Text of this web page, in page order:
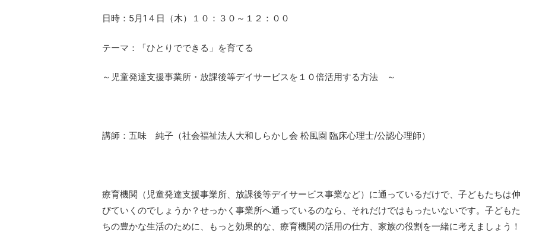
日時：5月1４日（木）１０：３０～１２：００
テーマ：「ひとりでできる」を育てる
～児童発達支援事業所・放課後等デイサービスを１０倍活用する方法 ～
講師：五味 純子 （社会福祉法人大和しらかし会 松風園 臨床心理士/公認心理師）
療育機関（児童発達支援事業所、放課後等デイサービス事業など）に通っているだけで、子どもたちは伸
びていくのでしょうか？せっかく事業所へ通っているのなら、それだけではもったいないです。子どもた
ちの豊かな生活のために、もっと効果的な、療育機関の活用の仕方、家族の役割を一緒に考えましょう！